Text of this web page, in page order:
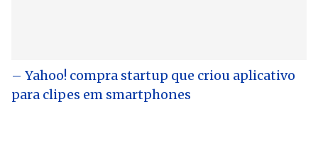
– Yahoo! compra startup que criou aplicativo
para clipes em smartphones